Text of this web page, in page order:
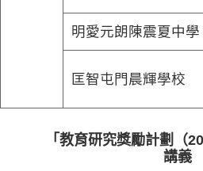
明愛元朗陳震夏中學
匡智屯門晨輝學校
「教育研究獎勵計劃（
講義